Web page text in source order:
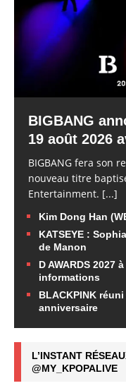
BIGBANG
19 août 2026
BIGBANG fera son
nouveau titre
Entertainment. [...]
Kim Dong Han
KATSEYE :
de Manon
D AWARDS 2027
informations
BLACKPINK
anniversaire
L’INSTANT
@MY_KPOPALIVE